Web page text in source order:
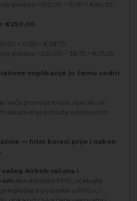
poreza = 100,00 − 15,50 = €84.50.
€250.00
× 0,155 = €38.75.
poreza = 250,00 − 38,75 = €211.25.
implikacije (o čemu voditi
veća provizija može utjecati na
iskazivanja prihoda u poslovnim
— hitni koraci prije i nakon
Airbnb računa i
om Ako koristite PMS, očekujte
postavke u PMS-u i